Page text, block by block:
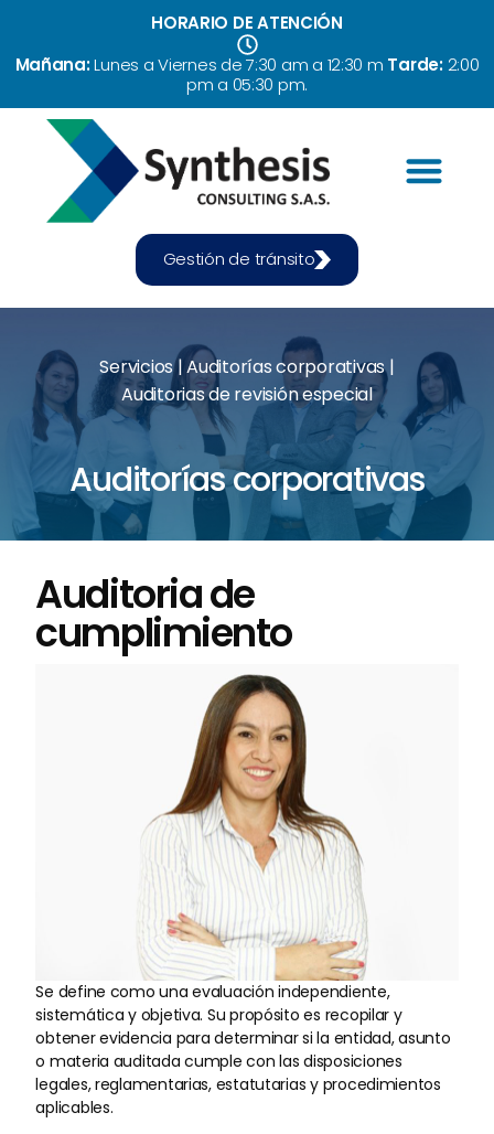
HORARIO DE ATENCIÓN
Mañana:Lunes a Viernes de 7:30 am a 12:30 m Tarde:2:00
pm a 05:30 pm.
Gestión de tránsito
Servicios|Auditorías corporativas|
Auditorias de revisión especial
Auditorías corporativas
Auditoria de
cumplimiento
Se define como una evaluación independiente,
sistemática y objetiva. Su propósito es recopilar y
obtener evidencia para determinar si la entidad, asunto
o materia auditada cumple con las disposiciones
legales, reglamentarias, estatutarias y procedimientos
aplicables.